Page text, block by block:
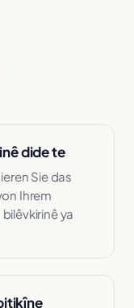
dide te
Sie das
Ihrem
ya